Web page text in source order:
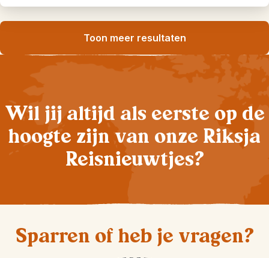
Toon meer resultaten
Wil jij altijd als eerste op de
hoogte zijn van onze Riksja
Reisnieuwtjes?
Sparren of heb je vragen?